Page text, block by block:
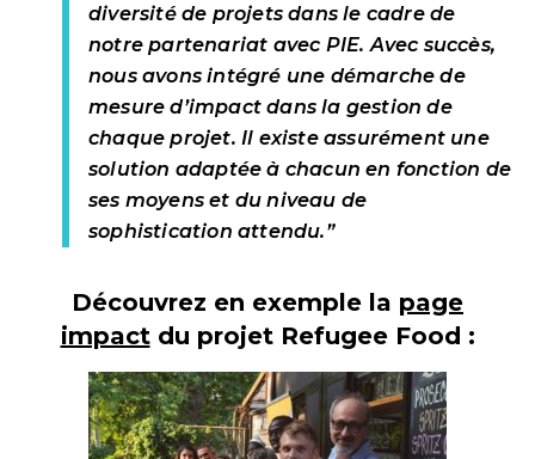
diversité de projets dans le cadre de
notre partenariat avec PIE. Avec succès,
nous avons intégré une démarche de
mesure d’impact dans la gestion de
chaque projet. Il existe assurément une
solution adaptée à chacun en fonction de
ses moyens et du niveau de
sophistication attendu.”
Découvrez en exemple la page
impactdu projet Refugee Food :